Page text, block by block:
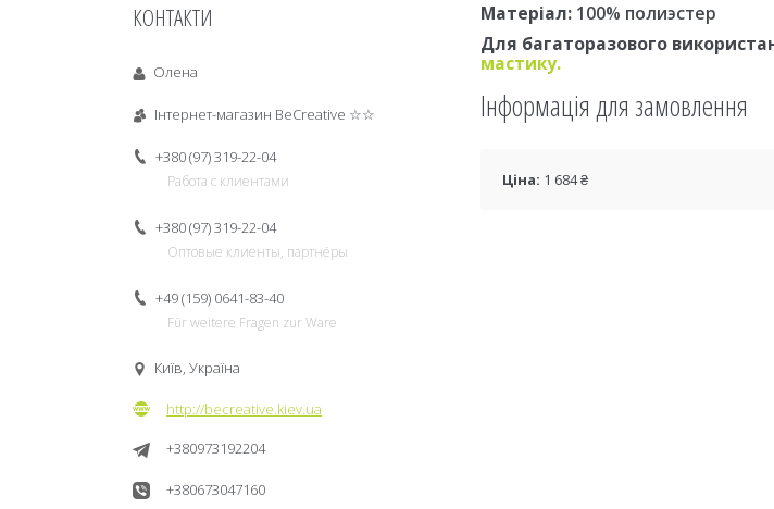
Матеріал: 100% полиэстер
Для багаторазового
мастику.
Інформація для замовлення
Ціна: 1 684 ₴
КОНТАКТИ
Олена
Інтернет-магазин BeCreative ☆☆
+380 (97) 319-22-04
Работа с клиентами
+380 (97) 319-22-04
Оптовые клиенты, партнёры
+49 (159) 0641-83-40
Für weitere Fragen zur Ware
Київ, Україна
http://becreative.kiev.ua
+380973192204
+380673047160